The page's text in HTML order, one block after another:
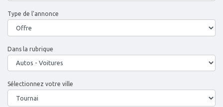
Type de l'annonce
Dans la rubrique
Sélectionnez votre ville